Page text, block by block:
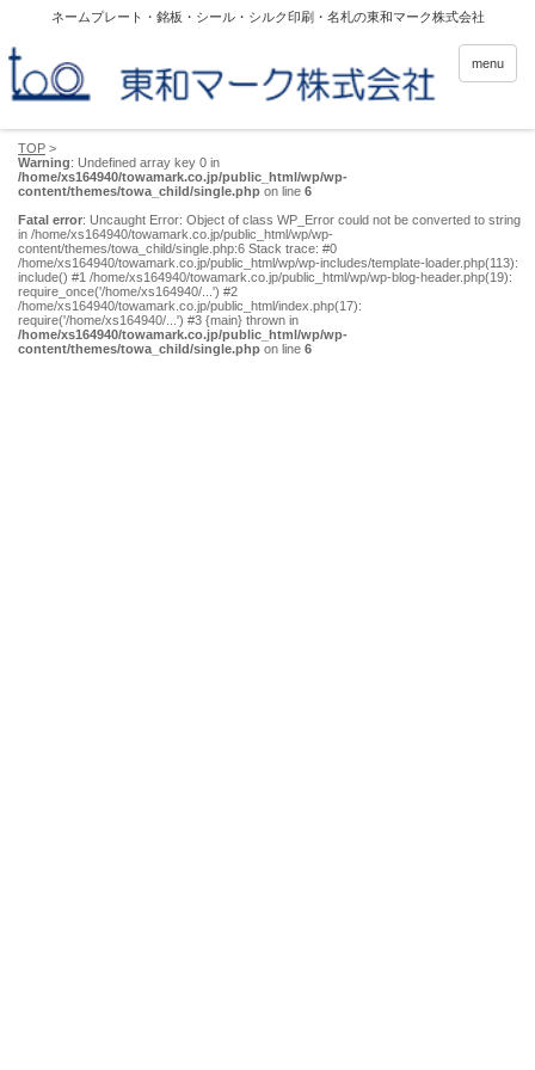
ネームプレート・銘板・シール・シルク印刷・名札の東和マーク株式会社
menu
TOP >
Warning: Undefined array key 0 in
/home/xs164940/towamark.co.jp/public_html/wp/wp-
content/themes/towa_child/single.php on line 6
Fatal error: Uncaught Error: Object of class WP_Error could not be converted to string
in /home/xs164940/towamark.co.jp/public_html/wp/wp-
content/themes/towa_child/single.php:6 Stack trace: #0
/home/xs164940/towamark.co.jp/public_html/wp/wp-includes/template-loader.php(113):
include() #1 /home/xs164940/towamark.co.jp/public_html/wp/wp-blog-header.php(19):
require_once('/home/xs164940/...') #2
/home/xs164940/towamark.co.jp/public_html/index.php(17):
require('/home/xs164940/...') #3 {main} thrown in
/home/xs164940/towamark.co.jp/public_html/wp/wp-
content/themes/towa_child/single.php on line 6